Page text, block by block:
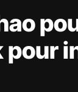
pour